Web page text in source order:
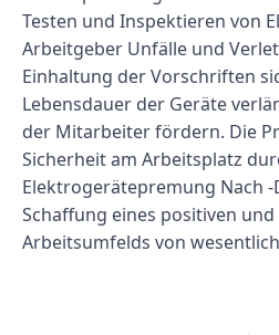
Testen und Inspektieren von
Arbeitgeber Unfälle und
Einhaltung der Vorschriften
Lebensdauer der Geräte
der Mitarbeiter fördern. Die
Sicherheit am Arbeitsplatz
Elektrogerätepremung Nach -
Schaffung eines positiven
Arbeitsumfelds von